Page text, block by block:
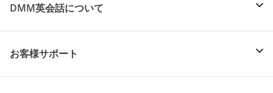
DMM英会話について
お客様サポート